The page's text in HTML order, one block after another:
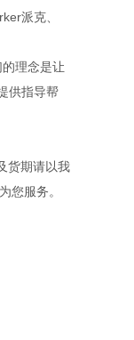
派克、
理念是让
供指导帮
货期请以我
您服务。